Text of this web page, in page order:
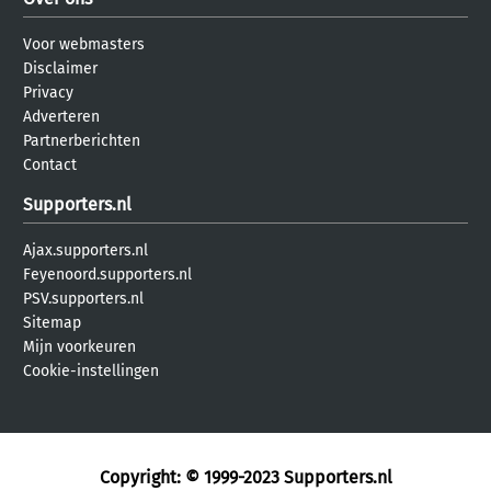
Voor webmasters
Disclaimer
Privacy
Adverteren
Partnerberichten
Contact
Supporters.nl
Ajax.supporters.nl
Feyenoord.supporters.nl
PSV.supporters.nl
Sitemap
Mijn voorkeuren
Cookie-instellingen
Copyright: © 1999-2023 Supporters.nl